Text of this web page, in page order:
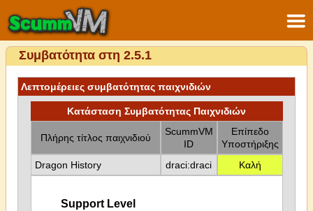
Συμβατότητα στη 2.5.1
Λεπτομέρειες συμβατότητας παιχνιδιών
Κατάσταση Συμβατότητας Παιχνιδιών
Πλήρης τίτλος παιχνιδιού
ScummVM
ID
Επίπεδο
Υποστήριξης
Dragon History
draci:draci Καλή
Support Level